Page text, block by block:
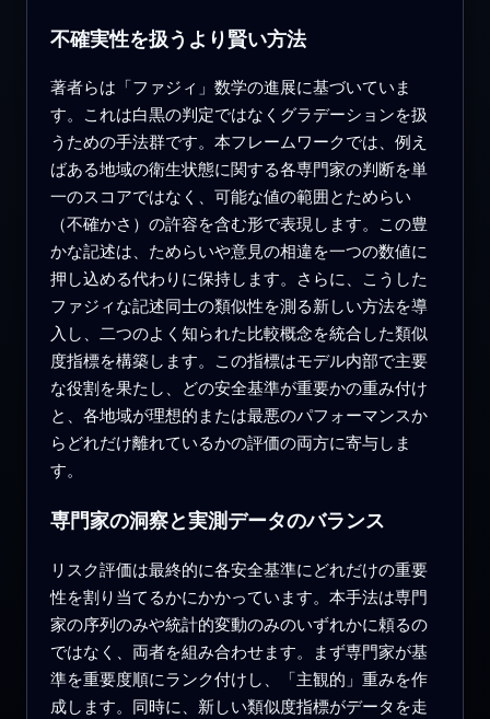
不確実性を扱うより賢い方法
著者らは「ファジィ」数学の進展に基づいていま
す。これは白黒の判定ではなくグラデーションを扱
うための手法群です。本フレームワークでは、例え
ばある地域の衛生状態に関する各専門家の判断を単
一のスコアではなく、可能な値の範囲とためらい
（不確かさ）の許容を含む形で表現します。この豊
かな記述は、ためらいや意見の相違を一つの数値に
押し込める代わりに保持します。さらに、こうした
ファジィな記述同士の類似性を測る新しい方法を導
入し、二つのよく知られた比較概念を統合した類似
度指標を構築します。この指標はモデル内部で主要
な役割を果たし、どの安全基準が重要かの重み付け
と、各地域が理想的または最悪のパフォーマンスか
らどれだけ離れているかの評価の両方に寄与しま
す。
専門家の洞察と実測データのバランス
リスク評価は最終的に各安全基準にどれだけの重要
性を割り当てるかにかかっています。本手法は専門
家の序列のみや統計的変動のみのいずれかに頼るの
ではなく、両者を組み合わせます。まず専門家が基
準を重要度順にランク付けし、「主観的」重みを作
成します。同時に、新しい類似度指標がデータを走